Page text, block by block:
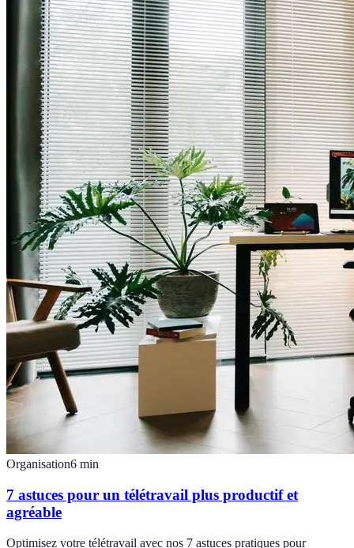
Organisation6 min
7 astuces pour un télétravail plus productif et
agréable
Optimisez votre télétravail avec nos 7 astuces pratiques pour